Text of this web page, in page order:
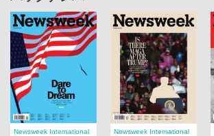
Newsweek International
Newsweek International